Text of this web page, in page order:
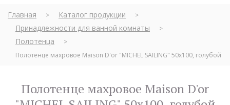
Главная > Каталог продукции >
Принадлежности для ванной комнаты >
Полотенца
>
Полотенце махровое Maison D'or "MICHEL SAILING" 50х100, голубой
Полотенце махровое Maison D'or